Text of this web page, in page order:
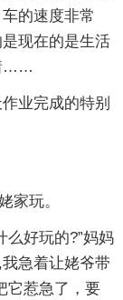
的速度非常
现在的是生活
……
业完成的特别
家玩。
么好玩的?”妈妈
急着让姥爷带
它惹急了，要